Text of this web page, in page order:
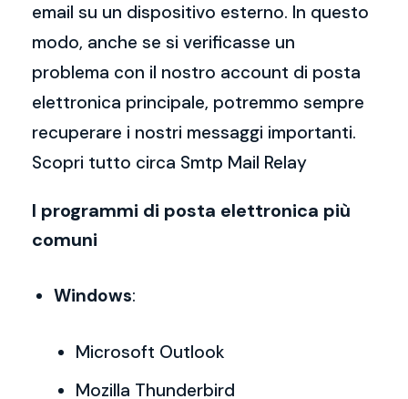
email su un dispositivo esterno. In questo
modo, anche se si verificasse un
problema con il nostro account di posta
elettronica principale, potremmo sempre
recuperare i nostri messaggi importanti.
Scopri tutto circa Smtp Mail Relay
I programmi di posta elettronica più
comuni
Windows:
Microsoft Outlook
Mozilla Thunderbird